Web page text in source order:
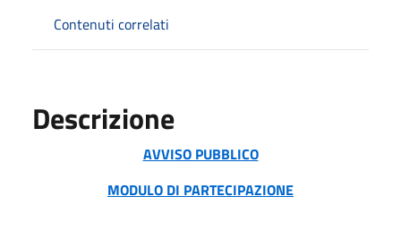
Contenuti correlati
Descrizione
AVVISO PUBBLICO
MODULO DI PARTECIPAZIONE